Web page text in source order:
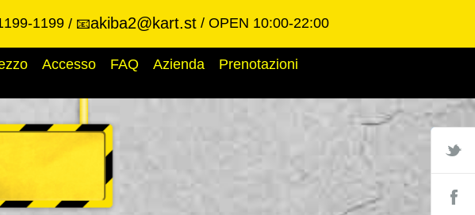
1199 📧akiba2@kart.st OPEN 10:00-22:00
Accesso FAQ Azienda
Prenotazioni